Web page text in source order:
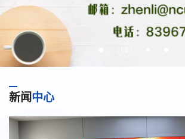
新闻中心